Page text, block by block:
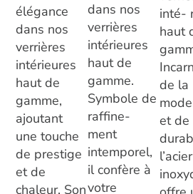
élégance
dans nos
verrières
intérieures
haut de
gamme,
ajoutant
une touche
de prestige
et de
chaleur. Son
dans nos
verrières
intérieures
haut de
gamme.
Symbole de
raffine-
ment
intemporel,
il confère à
votre
inté-
haut
de la
et de
l’acier